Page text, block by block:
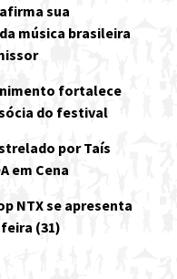
sua
música brasileira
fortalece
do festival
por Taís
em Cena
NTX se apresenta
(31)